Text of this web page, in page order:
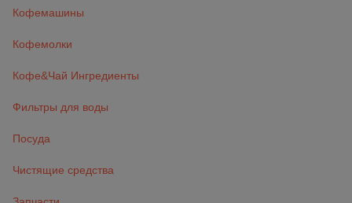
Кофемашины
Кофемолки
Кофе&Чай Ингредиенты
Фильтры для воды
Посуда
Чистящие средства